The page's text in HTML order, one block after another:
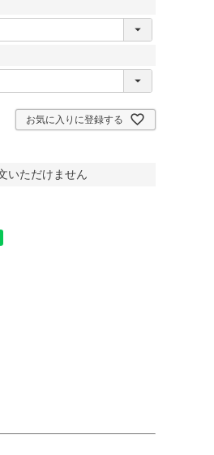
お気に入りに登録する
いただけません